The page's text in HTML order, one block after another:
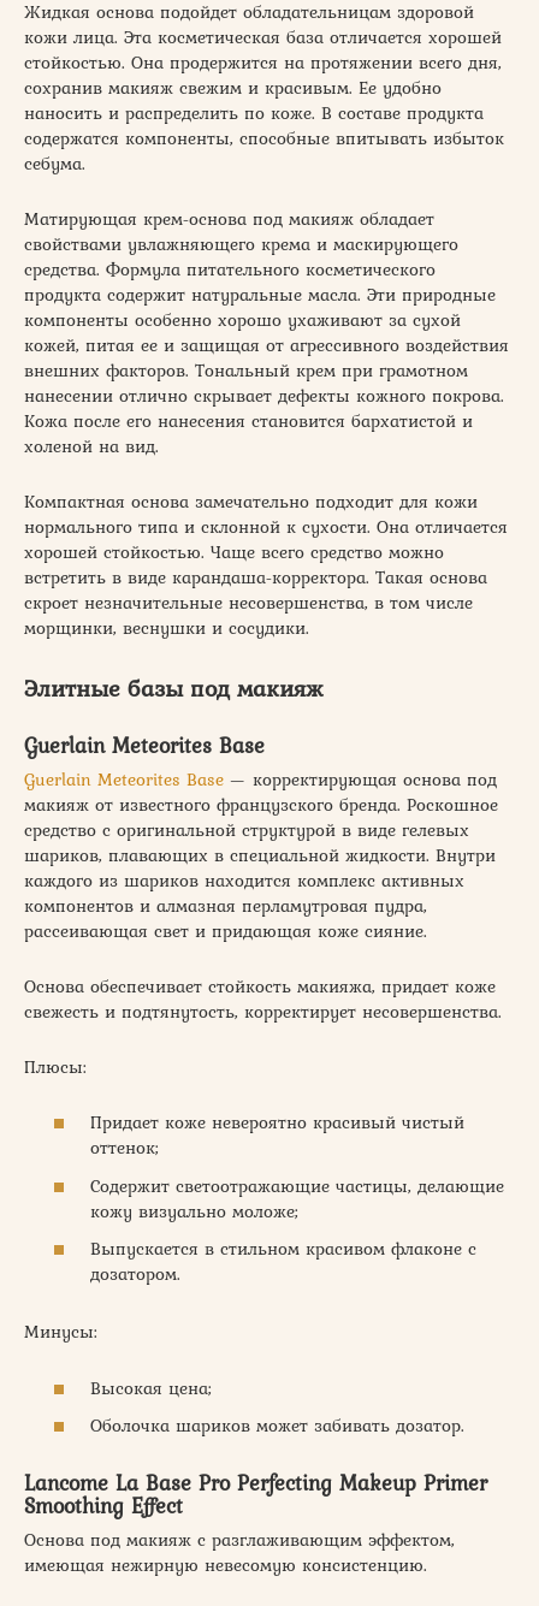
Жидкая основа подойдет обладательницам здоровой
кожи лица. Эта косметическая база отличается хорошей
стойкостью. Она продержится на протяжении всего дня,
сохранив макияж свежим и красивым. Ее удобно
наносить и распределить по коже. В составе продукта
содержатся компоненты, способные впитывать избыток
себума.
Матирующая крем-основа под макияж обладает
свойствами увлажняющего крема и маскирующего
средства. Формула питательного косметического
продукта содержит натуральные масла. Эти природные
компоненты особенно хорошо ухаживают за сухой
кожей, питая ее и защищая от агрессивного воздействия
внешних факторов. Тональный крем при грамотном
нанесении отлично скрывает дефекты кожного покрова.
Кожа после его нанесения становится бархатистой и
холеной на вид.
Компактная основа замечательно подходит для кожи
нормального типа и склонной к сухости. Она отличается
хорошей стойкостью. Чаще всего средство можно
встретить в виде карандаша-корректора. Такая основа
скроет незначительные несовершенства, в том числе
морщинки, веснушки и сосудики.
Элитные базы под макияж
Guerlain Meteorites Base
Guerlain Meteorites Base — корректирующая основа под
макияж от известного французского бренда. Роскошное
средство с оригинальной структурой в виде гелевых
шариков, плавающих в специальной жидкости. Внутри
каждого из шариков находится комплекс активных
компонентов и алмазная перламутровая пудра,
рассеивающая свет и придающая коже сияние.
Основа обеспечивает стойкость макияжа, придает коже
свежесть и подтянутость, корректирует несовершенства.
Плюсы:
Придает коже невероятно красивый чистый
оттенок;
Содержит светоотражающие частицы, делающие
кожу визуально моложе;
Выпускается в стильном красивом флаконе с
дозатором.
Минусы:
Высокая цена;
Оболочка шариков может забивать дозатор.
Lancome La Base Pro Perfecting Makeup Primer
Smoothing Effect
Основа под макияж с разглаживающим эффектом,
имеющая нежирную невесомую консистенцию.